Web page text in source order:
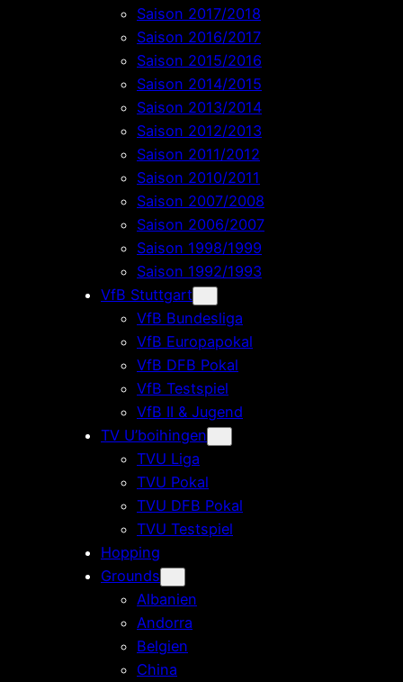
Saison 2017/2018
Saison 2016/2017
Saison 2015/2016
Saison 2014/2015
Saison 2013/2014
Saison 2012/2013
Saison 2011/2012
Saison 2010/2011
Saison 2007/2008
Saison 2006/2007
Saison 1998/1999
Saison 1992/1993
VfB Stuttgart
VfB Bundesliga
VfB Europapokal
VfB DFB Pokal
VfB Testspiel
VfB II & Jugend
TV U’boihingen
TVU Liga
TVU Pokal
TVU DFB Pokal
TVU Testspiel
Hopping
Grounds
Albanien
Andorra
Belgien
China